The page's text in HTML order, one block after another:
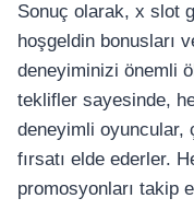
Sonuç olarak, x slot
hoşgeldin bonusları
deneyiminizi önemli
teklifler sayesinde,
deneyimli oyuncular,
fırsatı elde ederler.
promosyonları takip